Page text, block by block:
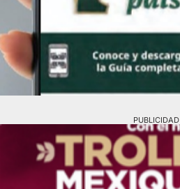
PUBLICIDAD